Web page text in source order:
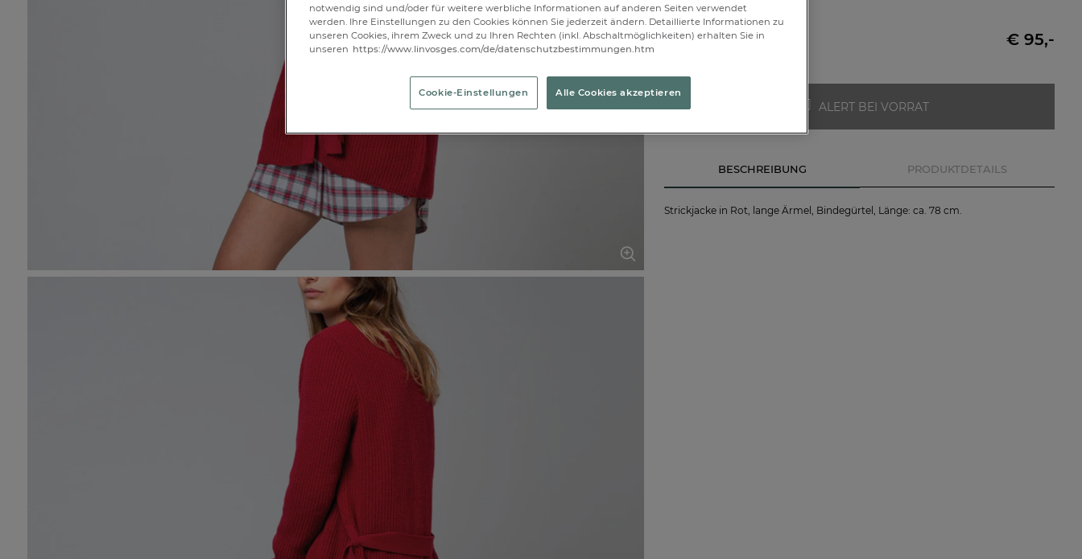
Ausverkauft € 95,-
ALERT BEI VORRAT
BESCHREIBUNG PRODUKTDETAILS
Strickjacke in Rot, lange Ärmel, Bindegürtel, Länge: ca. 78 cm.
notwendig sind und/oder für weitere werbliche Informationen auf anderen Seiten verwendet
werden. Ihre Einstellungen zu den Cookies können Sie jederzeit ändern. Detaillierte Informationen zu
unseren Cookies, ihrem Zweck und zu Ihren Rechten (inkl. Abschaltmöglichkeiten) erhalten Sie in
unseren https://www.linvosges.com/de/datenschutzbestimmungen.htm
Cookie-Einstellungen Alle Cookies akzeptieren